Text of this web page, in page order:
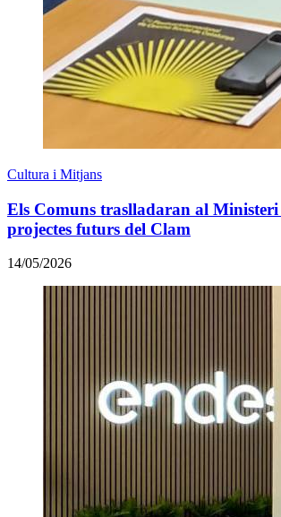
Cultura i Mitjans
Els Comuns traslladaran al
projectes futurs del Clam
14/05/2026